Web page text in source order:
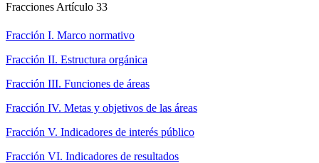
Fracciones Artículo 33
Fracción I. Marco normativo
Fracción II. Estructura orgánica
Fracción III. Funciones de áreas
Fracción IV. Metas y objetivos de las áreas
Fracción V. Indicadores de interés público
Fracción VI. Indicadores de resultados